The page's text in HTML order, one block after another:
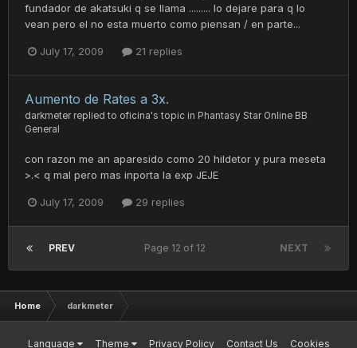
fundador de akatsuki q se llama ......... lo dejare para q lo
vean pero el no esta muerto como piensan / en parte...
July 17, 2009 21 replies
Aumento de Rates a 3x.
darkmeter replied to oficina's topic in Phantasy Star Online BB
General
con razon me an aparesido como 20 hildetor y pura meseta
>.< q mal pero mas inporta la exp JEJE
July 17, 2009 29 replies
PREV NEXT
Page 12 of 12
Home darkmeter
Language Theme Privacy Policy Contact Us Cookies